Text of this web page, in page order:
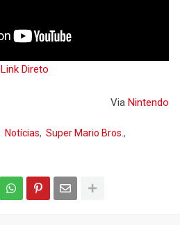
Link Direto
Via Nintendo
Notícias
Super Mario Bros.